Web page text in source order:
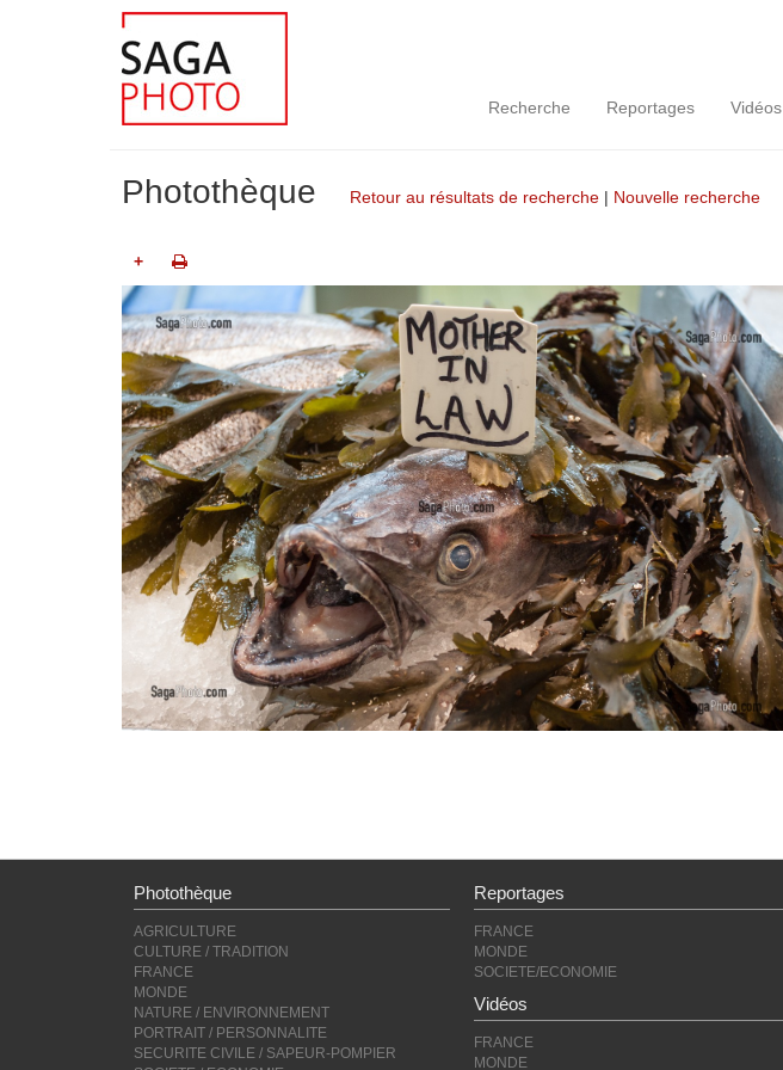
Recherche Reportages Vidéos
Photothèque Retour au résultats de recherche | Nouvelle recherche
+
Photothèque
AGRICULTURE
CULTURE / TRADITION
FRANCE
MONDE
NATURE / ENVIRONNEMENT
PORTRAIT / PERSONNALITE
SECURITE CIVILE / SAPEUR-POMPIER
Reportages
FRANCE
MONDE
SOCIETE/ECONOMIE
Vidéos
FRANCE
MONDE